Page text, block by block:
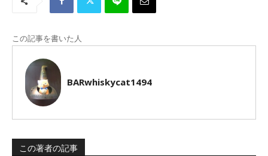
この記事を書いた人
BARwhiskycat1494
この著者の記事